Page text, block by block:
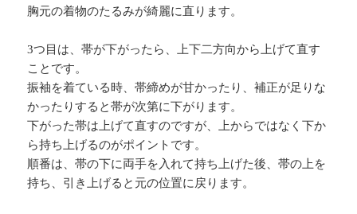
胸元の着物のたるみが綺麗に直ります。
3つ目は、帯が下がったら、上下二方向から上げて直す
ことです。
振袖を着ている時、帯締めが甘かったり、補正が足りな
かったりすると帯が次第に下がります。
下がった帯は上げて直すのですが、上からではなく下か
ら持ち上げるのがポイントです。
順番は、帯の下に両手を入れて持ち上げた後、帯の上を
持ち、引き上げると元の位置に戻ります。